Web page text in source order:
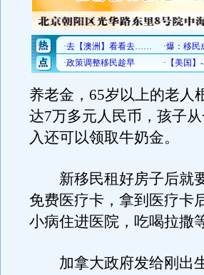
养老金，65岁以上的老人
达7万多元人民币，孩子
入还可以领取牛奶金。
新移民租好房子后就要
免费医疗卡，拿到医疗卡
小病住进医院，吃喝拉撒
加拿大政府发给刚出生